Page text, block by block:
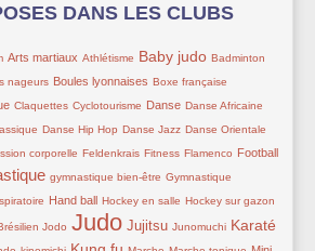
DANS LES CLUBS
Arts martiaux Athlétisme Baby judo Badminton
nageurs Boules lyonnaises Boxe française
Claquettes Cyclotourisme Danse Danse Africaine
Danse Hip Hop Danse Jazz Danse Orientale
corporelle Feldenkrais Fitness Flamenco Football
gymnastique bien-être Gymnastique
Hand ball Hockey en salle Hockey sur gazon
Jodo Judo Jujitsu Junomuchi Karaté